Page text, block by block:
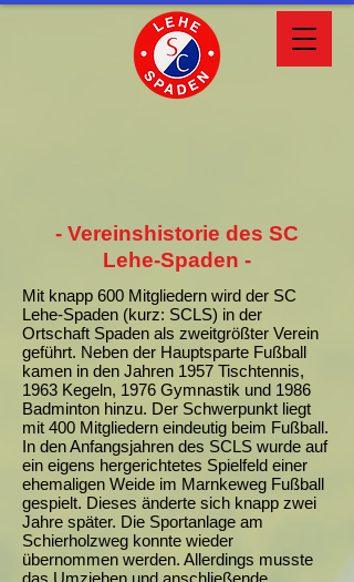
- Vereinshistorie des SC
Lehe-Spaden -
Mit knapp 600 Mitgliedern wird der SC
Lehe-Spaden (kurz: SCLS) in der
Ortschaft Spaden als zweitgrößter Verein
geführt. Neben der Hauptsparte Fußball
kamen in den Jahren 1957 Tischtennis,
1963 Kegeln, 1976 Gymnastik und 1986
Badminton hinzu. Der Schwerpunkt liegt
mit 400 Mitgliedern eindeutig beim Fußball.
In den Anfangsjahren des SCLS wurde auf
ein eigens hergerichtetes Spielfeld einer
ehemaligen Weide im Marnkeweg Fußball
gespielt. Dieses änderte sich knapp zwei
Jahre später. Die Sportanlage am
Schierholzweg konnte wieder
übernommen werden. Allerdings musste
das Umziehen und anschließende